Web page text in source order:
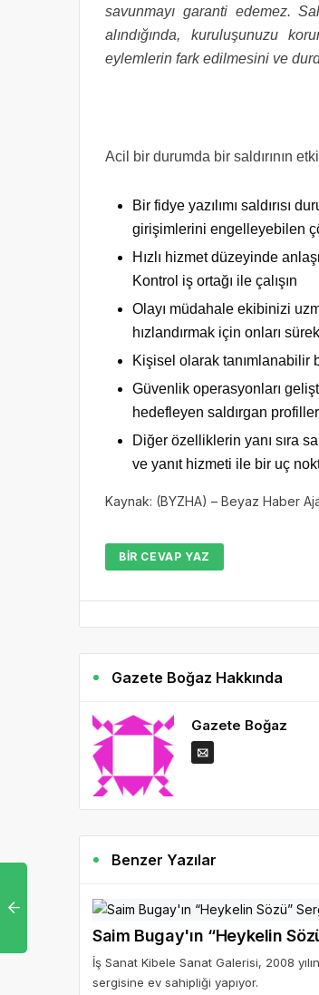
savunmayı garanti edemez.
alındığında, kuruluşunuzu
eylemlerin fark edilmesini ve
Acil bir durumda bir saldırının
Bir fidye yazılımı saldırısı
girişimlerini engelleyebilen
Hızlı hizmet düzeyinde
Kontrol iş ortağı ile çalışın
Olayı müdahale ekibinizi
hızlandırmak için onları
Kişisel olarak tanımlanabilir
Güvenlik operasyonları
hedefleyen saldırgan
Diğer özelliklerin yanı sıra
ve yanıt hizmeti ile bir uç
Kaynak: (BYZHA) – Beyaz Haber
BIR CEVAP YAZ
Gazete Boğaz Hakkında
Gazete Boğaz
Benzer Yazılar
Saim Bugay'ın “Heykelin
İş Sanat Kibele Sanat Galerisi, 2008
sergisine ev sahipliği yapıyor.